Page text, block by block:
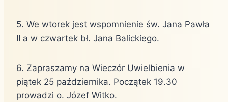
5. We wtorek jest wspomnienie św. Jana Pawła
II a w czwartek bł. Jana Balickiego.
6. Zapraszamy na Wieczór Uwielbienia w
piątek 25 października. Początek 19.30
prowadzi o. Józef Witko.